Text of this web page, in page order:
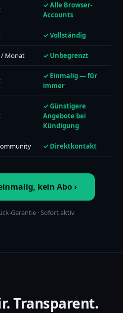
✓ Alle Browser-
Accounts
✓ Vollständig
/ Monat ✓ Unbegrenzt
✓ Einmalig — für
immer
✓ Günstigere
Angebote bei
Kündigung
✓ Direktkontakt
kein Abo ›
Garantie · Sofort aktiv
Transparent.